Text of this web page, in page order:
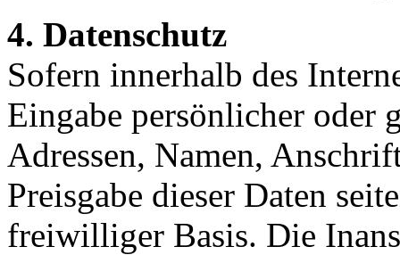
4. Datenschutz
Sofern innerhalb des
Eingabe persönlicher oder
Adressen, Namen,
Preisgabe dieser Daten
freiwilliger Basis. Die